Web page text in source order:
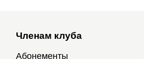
Членам клуба
Абонементы